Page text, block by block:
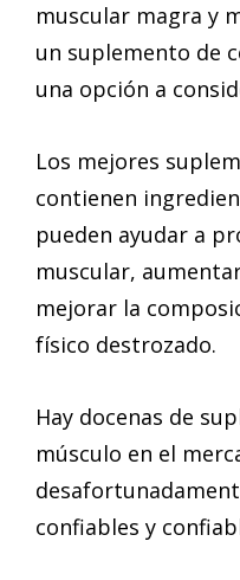
muscular magra y
un suplemento de
una opción a
Los mejores
contienen
pueden ayudar a
muscular,
mejorar la
físico destrozado.
Hay docenas de
músculo en el
confiables y